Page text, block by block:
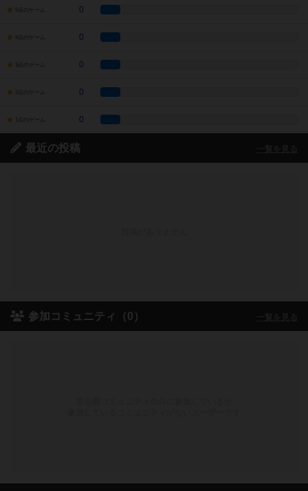
5点のゲーム 0
4点のゲーム 0
3点のゲーム 0
2点のゲーム 0
1点のゲーム 0
最近の投稿
参加コミュニティ（0）